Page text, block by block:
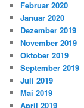
Februar 2020
Januar 2020
Dezember 2019
November 2019
Oktober 2019
September 2019
Juli 2019
Mai 2019
April 2019